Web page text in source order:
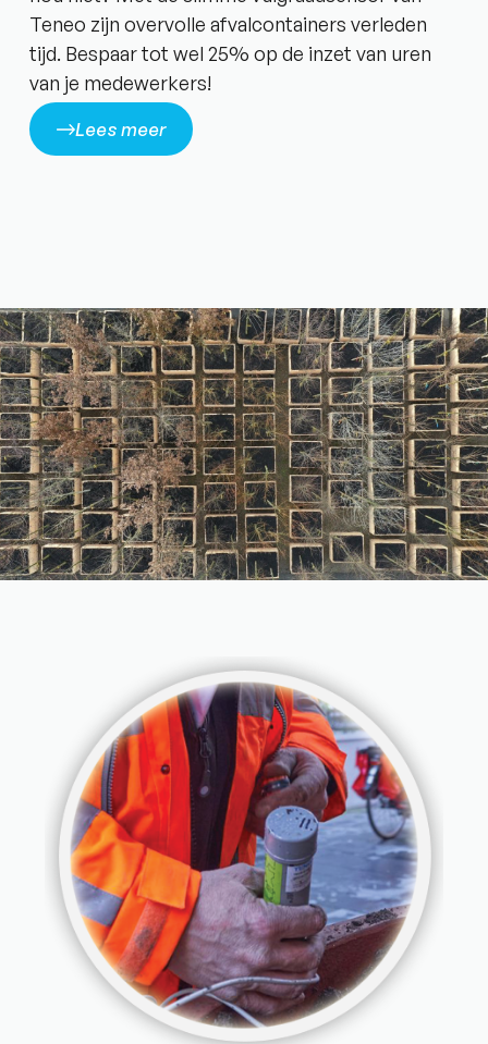
Teneo zijn overvolle afvalcontainers verleden
tijd. Bespaar tot wel 25% op de inzet van uren
van je medewerkers!
Lees meer